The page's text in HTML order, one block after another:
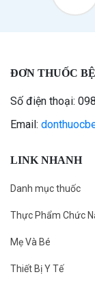
ĐƠN THUỐC
Số điện thoại:
Email:
LINK NHANH
Danh mục thuốc
Thực Phẩm Chức
Mẹ Và Bé
Thiết Bị Y Tế